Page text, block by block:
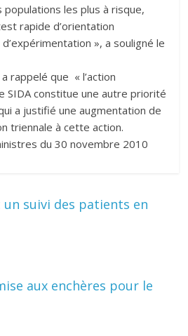
les plus à risque,
rapide d’orientation
», a souligné le
rappelé que « l’action
SIDA constitue une autre priorité
a justifié une augmentation de
triennale à cette action.
du 30 novembre 2010
suivi des patients en
aux enchères pour le